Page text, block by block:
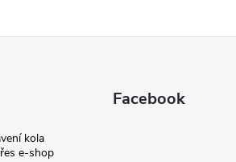
kola
e-shop
Facebook